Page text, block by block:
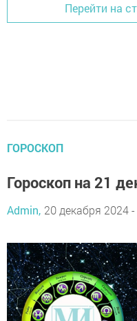
Перейти на
ГОРОСКОП
Гороскоп на 21
Admin, 20 декабря 2024 -